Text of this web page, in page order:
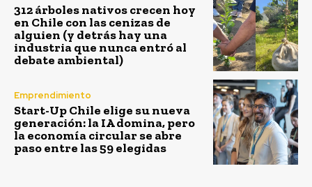
312 árboles nativos crecen hoy
en Chile con las cenizas de
alguien (y detrás hay una
industria que nunca entró al
debate ambiental)
Emprendimiento
Start-Up Chile elige su nueva
generación: la IA domina, pero
la economía circular se abre
paso entre las 59 elegidas